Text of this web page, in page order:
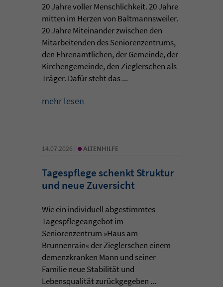
20 Jahre voller Menschlichkeit. 20 Jahre
mitten im Herzen von Baltmannsweiler.
20 Jahre Miteinander zwischen den
Mitarbeitenden des Seniorenzentrums,
den Ehrenamtlichen, der Gemeinde, der
Kirchengemeinde, den Zieglerschen als
Träger. Dafür steht das ...
mehr lesen
14.07.2026 | • ALTENHILFE
Tagespflege schenkt Struktur
und neue Zuversicht
Wie ein individuell abgestimmtes
Tagespflegeangebot im
Seniorenzentrum »Haus am
Brunnenrain« der Zieglerschen einem
demenzkranken Mann und seiner
Familie neue Stabilität und
Lebensqualität zurückgegeben ...